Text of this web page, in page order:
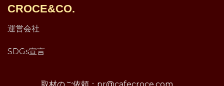
CROCE&CO.
運営会社
SDGs宣言